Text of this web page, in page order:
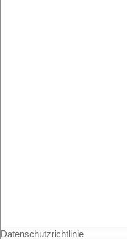
Datenschutzrichtlinie